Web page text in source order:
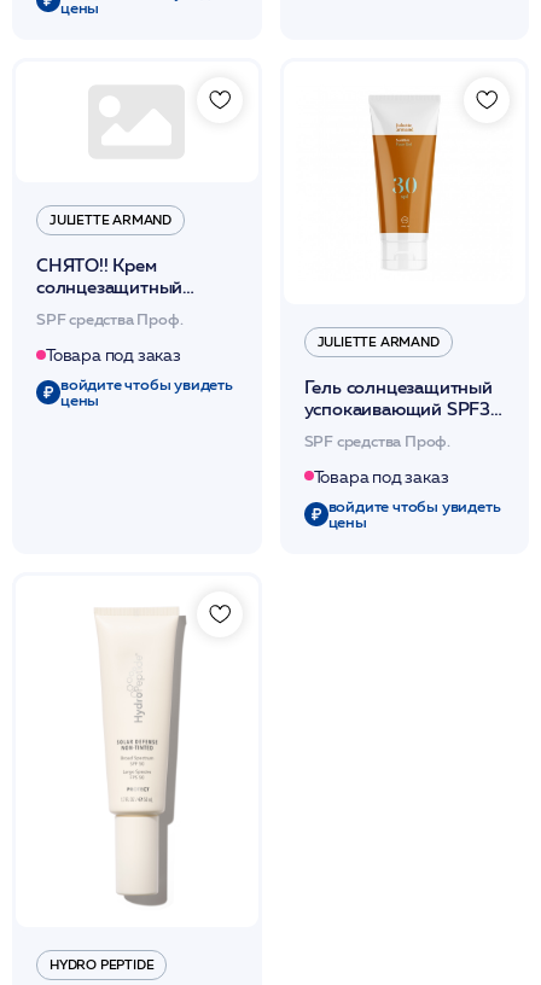
цены
JULIETTE ARMAND
СНЯТО!! Крем
солнцезащитный
(транспарантная
тональность) SPF50+
(UVB, UVA, IR) 200мл
SPF средства Проф.
Товара под заказ
войдите чтобы увидеть
цены
JULIETTE ARMAND
Гель солнцезащитный
успокаивающий SPF30
транспарантный тон
200мл /JA
SPF средства Проф.
Товара под заказ
войдите чтобы увидеть
цены
HYDRO PEPTIDE